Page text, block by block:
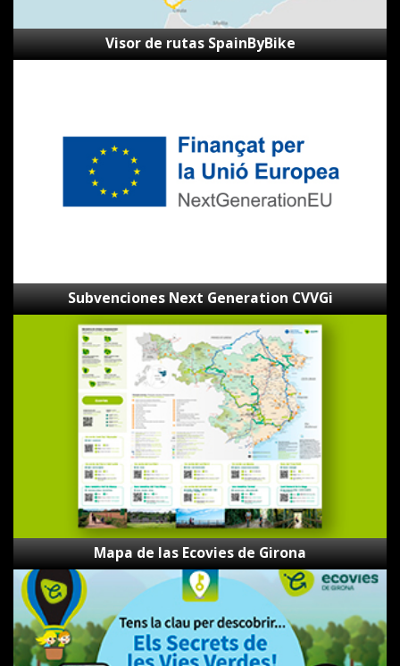
Visor de rutas SpainByBike
Subvenciones Next Generation CVVGi
Mapa de las Ecovies de Girona
Los
Secretos
de
las
Vías
Verdes